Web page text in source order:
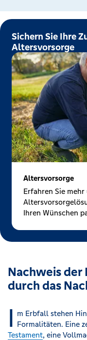
Sichern Sie Ihre
Altersvorsorge
Altersvorsorge
Erfahren Sie mehr
Ihren Wünschen
Nachweis
durch das
I m Erbfall stehen
Formalitäten. Eine
Testament, eine